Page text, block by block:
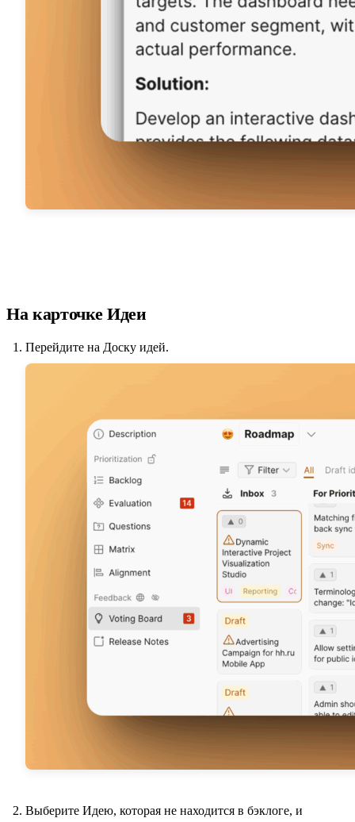
На карточке Идеи
Перейдите на Доску идей.
Выберите Идею, которая не находится в бэклоге, и